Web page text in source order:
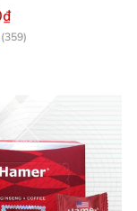
quan hệ
(359)